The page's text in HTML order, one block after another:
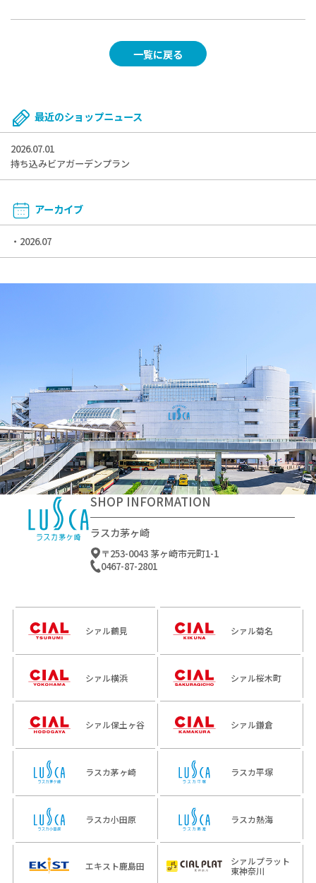
一覧に戻る
最近のショップニュース
2026.07.01
持ち込みビアガーデンプラン
アーカイブ
2026.07
SHOP INFORMATION
ラスカ茅ヶ崎
〒253-0043 茅ヶ崎市元町1-1
0467-87-2801
シァル鶴見 シァル菊名
シァル横浜 シァル桜木町
シァル保土ヶ谷 シァル鎌倉
ラスカ茅ヶ崎 ラスカ平塚
ラスカ小田原 ラスカ熱海
エキスト鹿島田
シァルプラット
東神奈川